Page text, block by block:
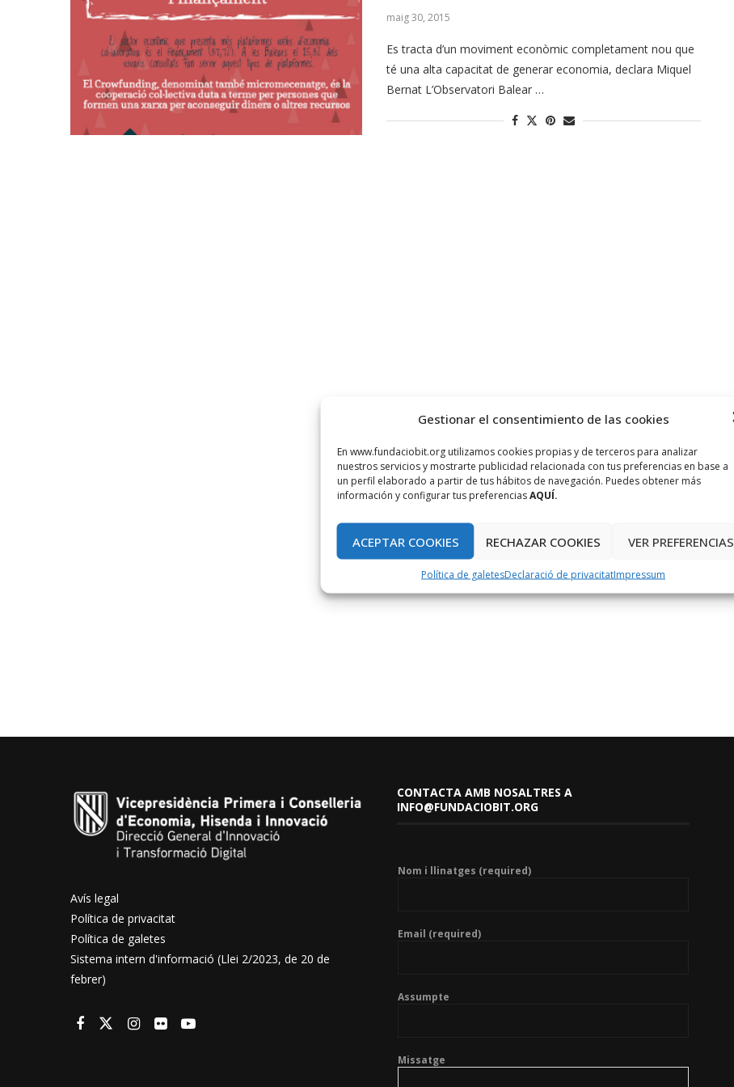
Gestionar el consentimiento de las cookies
En www.fundaciobit.org utilizamos cookies propias y de terceros para analizar
nuestros servicios y mostrarte publicidad relacionada con tus preferencias en base a
un perfil elaborado a partir de tus hábitos de navegación. Puedes obtener más
información y configurar tus preferenciasAQUÍ.
ACEPTAR COOKIES RECHAZAR COOKIES VER PREFERENCIAS
Política de galetesDeclaració de privacitatImpressum
maig 30, 2015
Es tracta d’un moviment econòmic completament nou que
té una alta capacitat de generar economia, declara Miquel
Bernat L’Observatori Balear …
Avís legal
Política de privacitat
Política de galetes
Sistema intern d'informació (Llei 2/2023, de 20 de
febrer)
CONTACTA AMB NOSALTRES A
INFO@FUNDACIOBIT.ORG
Nom i llinatges (required)
Email (required)
Assumpte
Missatge